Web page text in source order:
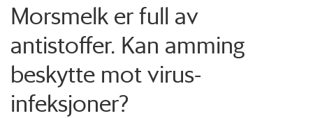
Morsmelk er full av
antistoffer. Kan amming
beskytte mot virus-
infeksjoner?